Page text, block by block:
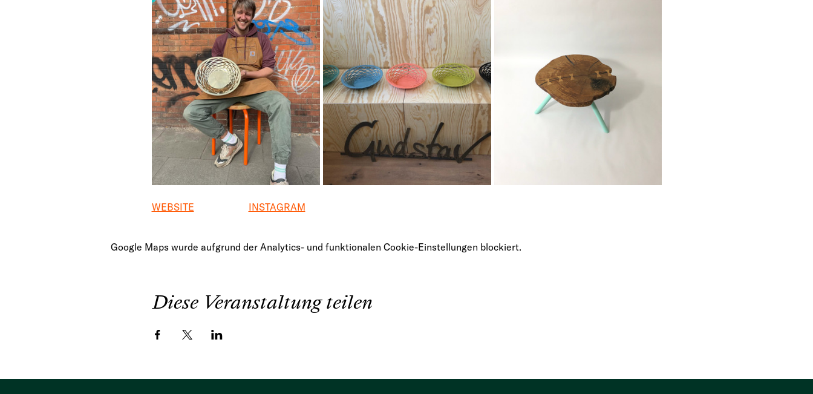
WEBSITE INSTAGRAM
Google Maps wurde aufgrund der Analytics- und funktionalen Cookie-Einstellungen blockiert.
Diese Veranstaltung teilen